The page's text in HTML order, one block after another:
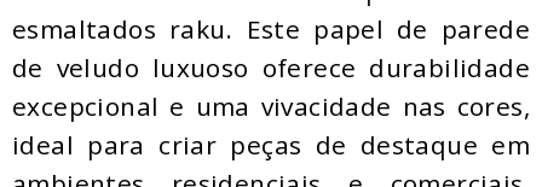
esmaltados raku. Este papel de parede
de veludo luxuoso oferece durabilidade
excepcional e uma vivacidade nas cores,
ideal para criar peças de destaque em